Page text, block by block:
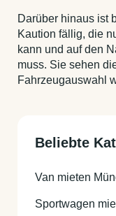
Darüber hinaus ist
Kaution fällig, die
kann und auf den
muss. Sie sehen
Fahrzeugauswahl
Beliebte
Van mieten
Sportwagen